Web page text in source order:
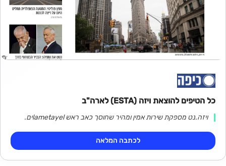
כל הטיפים להוצאת ויזה (ESTA) לארה"ב
ויזה.נט מספקת שירות אמין ומהיר שחוסך כאב ראש lametayelים.
לכתבה המלאה